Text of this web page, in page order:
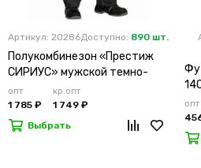
Артикул: 20286Доступно: 890 шт.
Полукомбинезон «Престиж
СИРИУС» мужской темно-
серый
опт
1 785 ₽
кр.опт
1 749 ₽
Выбрать
опт